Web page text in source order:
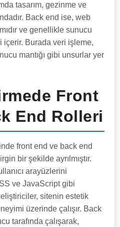
tasarım, gezinme ve
Back end ise, web
ve genellikle sunucu
içerir. Burada veri işleme,
mantığı gibi unsurlar yer
Front
End Rolleri
front end ve back end
bir şekilde ayrılmıştır.
arayüzlerini
ve JavaScript gibi
sitenin estetik
üzerinde çalışır. Back
tarafında çalışarak,